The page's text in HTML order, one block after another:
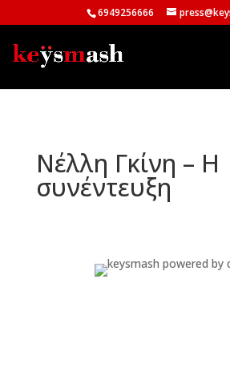
6949256666
Νέλλη Γκίνη – Η
συνέντευξη